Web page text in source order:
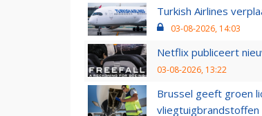
Turkish Airlines
03-08-2026, 14:03
Netflix publiceert
03-08-2026, 13:22
Brussel geeft groen
vliegtuigbrandstoffen